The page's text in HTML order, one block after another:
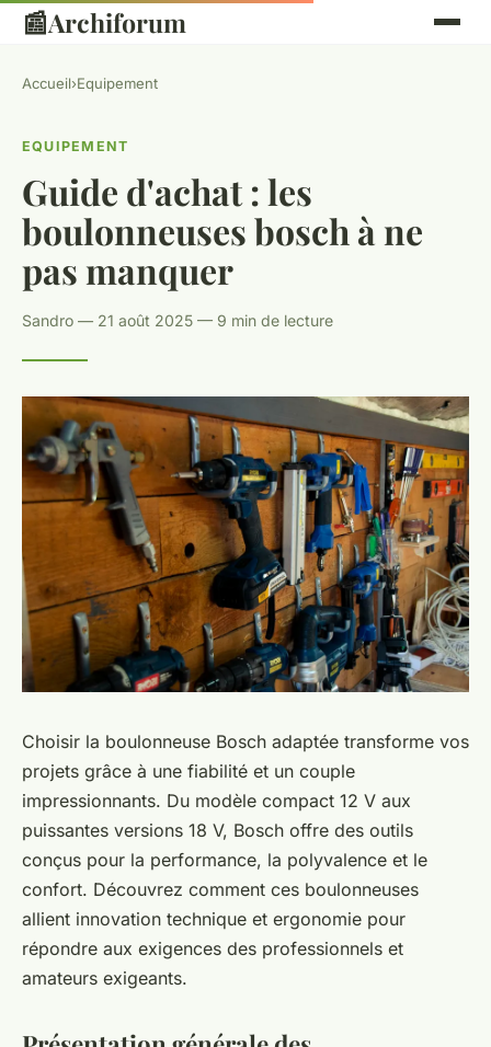
📰Archiforum
Accueil›Equipement
EQUIPEMENT
Guide d'achat : les
boulonneuses bosch à ne
pas manquer
Sandro — 21 août 2025 — 9 min de lecture
Choisir la boulonneuse Bosch adaptée transforme vos
projets grâce à une fiabilité et un couple
impressionnants. Du modèle compact 12 V aux
puissantes versions 18 V, Bosch offre des outils
conçus pour la performance, la polyvalence et le
confort. Découvrez comment ces boulonneuses
allient innovation technique et ergonomie pour
répondre aux exigences des professionnels et
amateurs exigeants.